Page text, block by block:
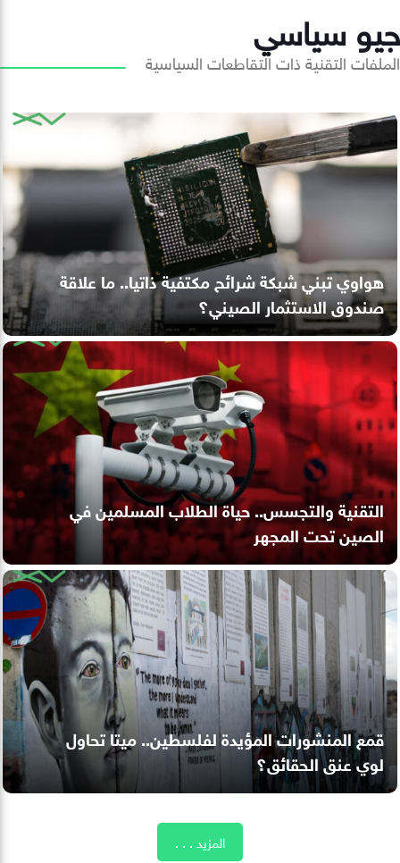
جيو سياسي
الملفات التقنية ذات التقاطعات السياسية
هواوي تبني شبكة شرائح مكتفية ذاتيا.. ما علاقة
صندوق الاستثمار الصيني؟
التقنية والتجسس.. حياة الطلاب المسلمين في
الصين تحت المجهر
قمع المنشورات المؤيدة لفلسطين.. ميتا تحاول
لوي عنق الحقائق؟
المزيد . . .